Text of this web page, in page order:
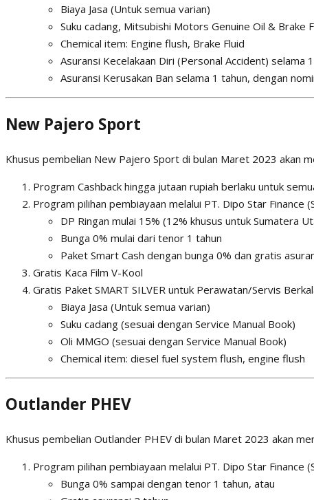
Biaya Jasa (Untuk semua varian)
Suku cadang, Mitsubishi Motors Genuine Oil & Brake
Chemical item: Engine flush, Brake Fluid
Asuransi Kecelakaan Diri (Personal Accident)
Asuransi Kerusakan Ban selama 1 tahun, dengan
New Pajero Sport
Khusus pembelian New Pajero Sport di bulan Maret 2023 akan
Program Cashback hingga jutaan rupiah berlaku untuk
Program pilihan pembiayaan melalui PT. Dipo Star Finance
DP Ringan mulai 15% (12% khusus untuk Sumatera
Bunga 0% mulai dari tenor 1 tahun
Paket Smart Cash dengan bunga 0% dan gratis
Gratis Kaca Film V-Kool
Gratis Paket SMART SILVER untuk Perawatan/Servis
Biaya Jasa (Untuk semua varian)
Suku cadang (sesuai dengan Service Manual Book)
Oli MMGO (sesuai dengan Service Manual Book)
Chemical item: diesel fuel system flush, engine flush
Outlander PHEV
Khusus pembelian Outlander PHEV di bulan Maret 2023 akan
Program pilihan pembiayaan melalui PT. Dipo Star Finance
Bunga 0% sampai dengan tenor 1 tahun, atau